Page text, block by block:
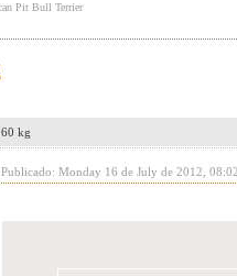
Pit Bull Terrier
kg
Publicado: Monday 16 de July de 2012, 08:02